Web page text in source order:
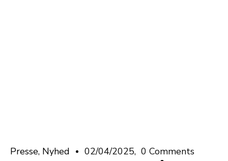
Presse Nyhed 02/04/2025 0 Comments